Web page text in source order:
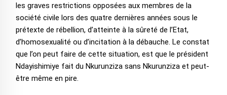
les graves restrictions opposées aux membres de la
société civile lors des quatre dernières années sous le
prétexte de rébellion, d’atteinte à la sûreté de l’Etat,
d’homosexualité ou d’incitation à la débauche. Le constat
que l’on peut faire de cette situation, est que le président
Ndayishimiye fait du Nkurunziza sans Nkurunziza et peut-
être même en pire.